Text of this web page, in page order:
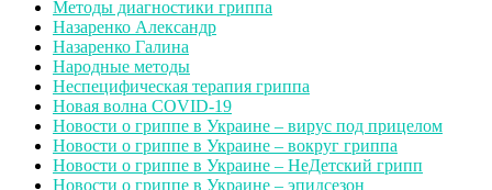
Методы диагностики гриппа
Назаренко Александр
Назаренко Галина
Народные методы
Неспецифическая терапия гриппа
Новая волна COVID-19
Новости о гриппе в Украине – вирус под прицелом
Новости о гриппе в Украине – вокруг гриппа
Новости о гриппе в Украине – НеДетский грипп
Новости о гриппе в Украине – эпидсезон